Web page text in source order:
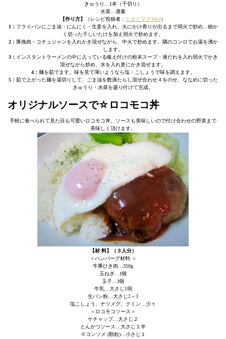
きゅうり…1本（千切り）
水菜…適量
【作り方】
（レシピ投稿者： とまとママ3410）
1： フライパンにごま油・にんにく・生姜を入れ、火にかけ香りが出るまで弱火で炒め、細か
く切った干しいたけを加え弱火で炒めます。
2： 豚挽肉・コチュジャンを入れかき混ぜながら、中火で炒めます。隣のコンロでお湯を沸か
します。
3： インスタントラーメンの中に入っている備え付けの粉末スープ・液だれを入れ弱火でかき
混ぜながら炒め、水を入れ更にかき混ぜます。
4： 麺を茹でます。味を見て薄いようなら塩・こしょうで味を調えます。
5： 茹で上がった麺を湯切りして、ごま油を数滴たらし混ぜ合わせ４をのせ、ななめに切った
きゅうり・水菜を盛り付けて完成。
オリジナルソースで☆ロコモコ丼
手軽に食べられて見た目も可愛いロコモコ丼。ソースも美味しいので付け合わせの野菜まで
美味しく頂けます。
【材 料】（３人分）
＜ハンバーグ材料 ＞
牛豚ひき肉…350g
玉ねぎ…1個
玉子…1個
牛乳…大さじ1弱
生パン粉…大さじ2～3
塩こしょう、ナツメグ、クミン…少々
＜ロコモコソース＞
ケチャップ…大さじ２
とんかつソース…大さじ１半
※コンソメ (顆粒)…小さじ１